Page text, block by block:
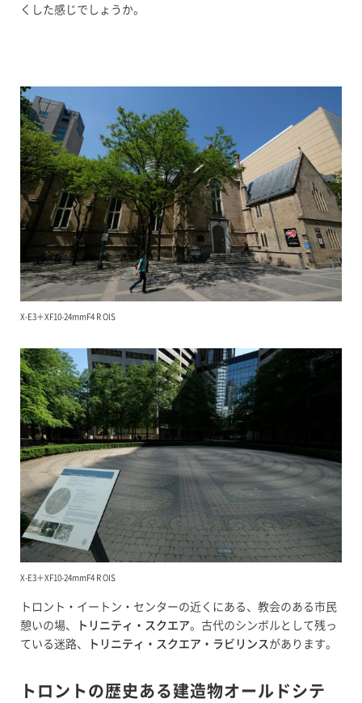
くした感じでしょうか。
X-E3＋XF10-24mmF4 R OIS
X-E3＋XF10-24mmF4 R OIS
トロント・イートン・センターの近くにある、教会のある市民
憩いの場、
トリニティ・スクエア。古代のシンボルとして残っ
ている迷路、
トリニティ・スクエア・ラビリンス があります。
トロントの歴史ある建造物オールドシテ